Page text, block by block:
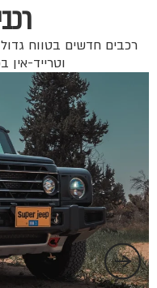
רכבים חדשים בטווח
וטרייד-אין